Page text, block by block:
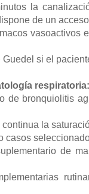
la
de un
vasoactivos
Guedel si el
respiratoria:
de bronquiolitis
la
casos
de